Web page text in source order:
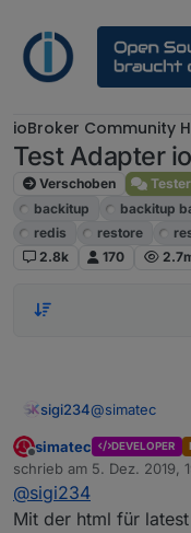
ioBroker Community
Test Adapter
Verschoben
Tester
backitup
backitup
redis
restore
2.8k
170
sigi234@simatec
Ja, Danke hab
Offline
simatec DEVELOPER
schrieb am 5. Dez. 2019,
zuletzt editiert von
@sigi234
Mit der html für